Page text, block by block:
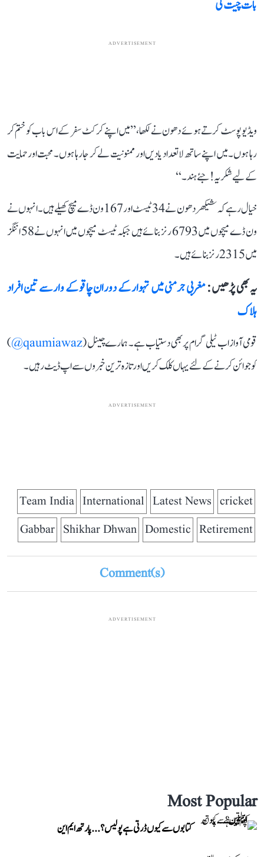
بات چیت کی
ADVERTISEMENT
ویڈیو پوسٹ کرتے ہوئے دھون نے لکھا، ’’میں اپنے کرکٹ سفر کے اس باب کو ختم کر
رہا ہوں۔ میں اپنے ساتھ لاتعداد یادیں اور ممنونیت لے کر جا رہا ہوں۔ محبت اور حمایت
کے لیے شکریہ! جئے ہند۔‘‘
خیال رہے کہ شیکھر دھون نے 34 ٹیسٹ اور 167 ون ڈے میچ کھیلے ہیں۔ انہوں نے
ون ڈے میچوں میں 6793 رنز بنائے ہیں جبکہ ٹیسٹ میچوں میں انہوں نے 58 اننگز
میں 2315 رنز بنائے ہیں۔
یہ بھی پڑھیں :مغربی جرمنی میں تہوار کے دوران چاقو کے وار سے تین افراد
ہلاک
قومی آواز اب ٹیلی گرام پر بھی دستیاب ہے۔ ہمارے چینل (qaumiawaz@
)
کو جوائن کرنے کے لئے یہاں کلک کریں اور تازہ ترین خبروں سے اپ ڈیٹ رہیں۔
ADVERTISEMENT
cricket
Latest News
International
Team India
Retirement
Domestic
Shikhar Dhwan
Gabbar
Comment(s)
ADVERTISEMENT
Most Popular
کتابوں سے کیوں ڈرتی ہے پولیس؟...پارتھ ایم این